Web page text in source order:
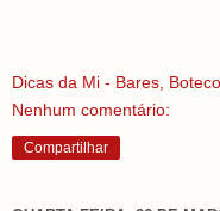
Dicas da Mi - Bares,
Nenhum comentário:
Compartilhar